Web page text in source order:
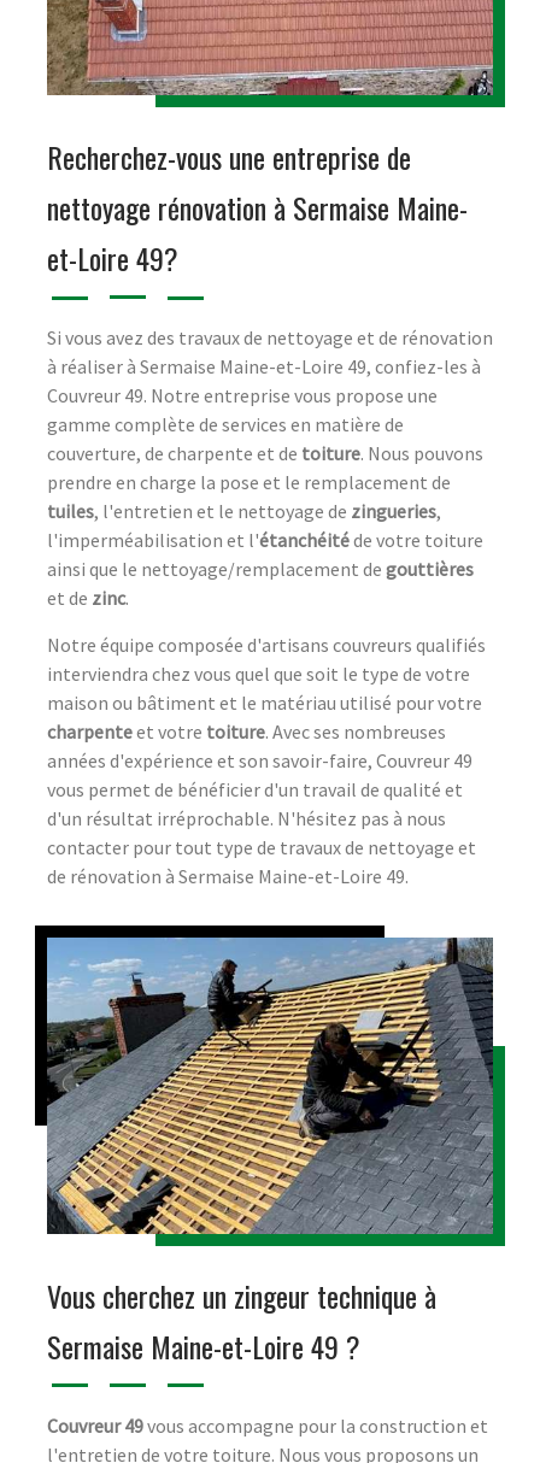
Recherchez-vous une entreprise de
nettoyage rénovation à Sermaise Maine-
et-Loire 49?
Si vous avez des travaux de nettoyage et de rénovation
à réaliser à Sermaise Maine-et-Loire 49, confiez-les à
Couvreur 49. Notre entreprise vous propose une
gamme complète de services en matière de
couverture, de charpente et de toiture. Nous pouvons
prendre en charge la pose et le remplacement de
tuiles, l'entretien et le nettoyage de zingueries,
l'imperméabilisation et l'étanchéitéde votre toiture
ainsi que le nettoyage/remplacement de gouttières
et de zinc.
Notre équipe composée d'artisans couvreurs qualifiés
interviendra chez vous quel que soit le type de votre
maison ou bâtiment et le matériau utilisé pour votre
charpenteet votre toiture. Avec ses nombreuses
années d'expérience et son savoir-faire, Couvreur 49
vous permet de bénéficier d'un travail de qualité et
d'un résultat irréprochable. N'hésitez pas à nous
contacter pour tout type de travaux de nettoyage et
de rénovation à Sermaise Maine-et-Loire 49.
Vous cherchez un zingeur technique à
Sermaise Maine-et-Loire 49 ?
Couvreur 49vous accompagne pour la construction et
l'entretien de votre toiture. Nous vous proposons un